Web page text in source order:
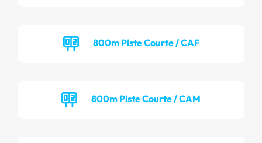
800m Piste Courte / CAF
800m Piste Courte / CAM